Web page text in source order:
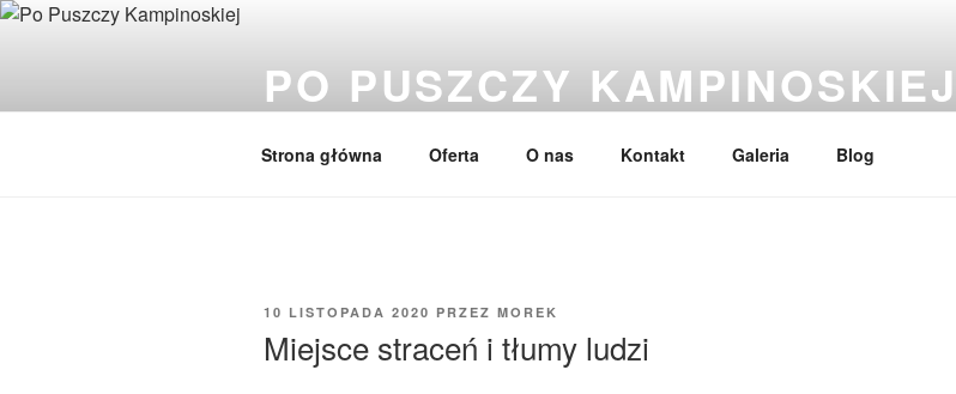
Przejdź
PO PUSZCZY KAMPINOSKIEJ
Strona główna Oferta O nas Kontakt Galeria Blog
OPUBLIKOWANE
10 LISTOPADA 2020 PRZEZ MOREK
Miejsce straceń i tłumy ludzi